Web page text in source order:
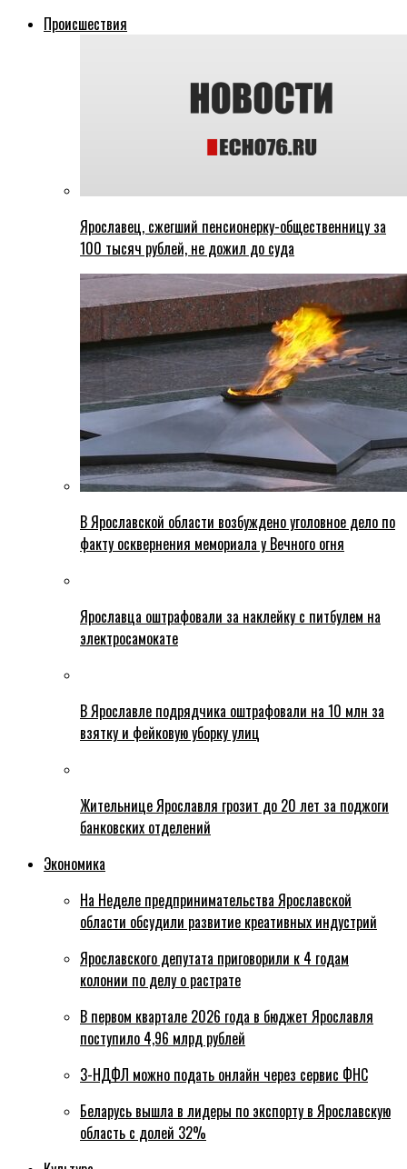
Происшествия
Ярославец, сжегший пенсионерку-общественницу за
100 тысяч рублей, не дожил до суда
В Ярославской области возбуждено уголовное дело по
факту осквернения мемориала у Вечного огня
Ярославца оштрафовали за наклейку с питбулем на
электросамокате
В Ярославле подрядчика оштрафовали на 10 млн за
взятку и фейковую уборку улиц
Жительнице Ярославля грозит до 20 лет за поджоги
банковских отделений
Экономика
На Неделе предпринимательства Ярославской
области обсудили развитие креативных индустрий
Ярославского депутата приговорили к 4 годам
колонии по делу о растрате
В первом квартале 2026 года в бюджет Ярославля
поступило 4,96 млрд рублей
3-НДФЛ можно подать онлайн через сервис ФНС
Беларусь вышла в лидеры по экспорту в Ярославскую
область с долей 32%